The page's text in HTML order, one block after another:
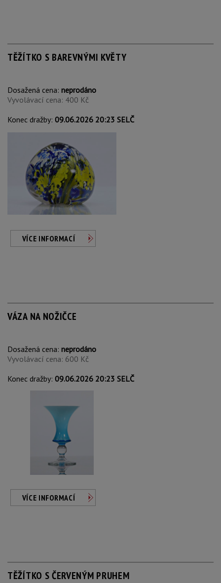
TĚŽÍTKO S BAREVNÝMI KVĚTY
Dosažená cena: neprodáno
Vyvolávací cena: 400 Kč
Konec dražby: 09.06.2026 20:23 SELČ
VÍCE INFORMACÍ
VÁZA NA NOŽIČCE
Dosažená cena: neprodáno
Vyvolávací cena: 600 Kč
Konec dražby: 09.06.2026 20:23 SELČ
VÍCE INFORMACÍ
TĚŽÍTKO S ČERVENÝM PRUHEM